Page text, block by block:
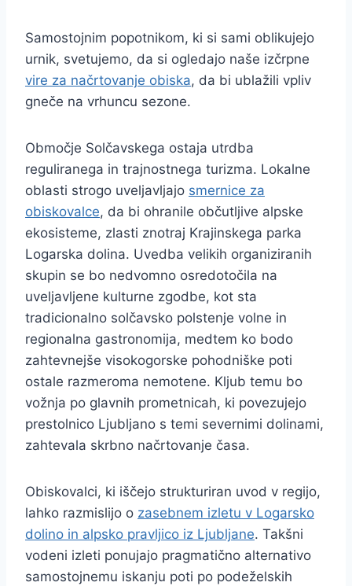
Samostojnim popotnikom, ki si sami oblikujejo
urnik, svetujemo, da si ogledajo naše izčrpne
vire za načrtovanje obiska, da bi ublažili vpliv
gneče na vrhuncu sezone.
Območje Solčavskega ostaja utrdba
reguliranega in trajnostnega turizma. Lokalne
oblasti strogo uveljavljajo smernice za
obiskovalce, da bi ohranile občutljive alpske
ekosisteme, zlasti znotraj Krajinskega parka
Logarska dolina. Uvedba velikih organiziranih
skupin se bo nedvomno osredotočila na
uveljavljene kulturne zgodbe, kot sta
tradicionalno solčavsko polstenje volne in
regionalna gastronomija, medtem ko bodo
zahtevnejše visokogorske pohodniške poti
ostale razmeroma nemotene. Kljub temu bo
vožnja po glavnih prometnicah, ki povezujejo
prestolnico Ljubljano s temi severnimi dolinami,
zahtevala skrbno načrtovanje časa.
Obiskovalci, ki iščejo strukturiran uvod v regijo,
lahko razmislijo o zasebnem izletu v Logarsko
dolino in alpsko pravljico iz Ljubljane. Takšni
vodeni izleti ponujajo pragmatično alternativo
samostojnemu iskanju poti po podeželskih